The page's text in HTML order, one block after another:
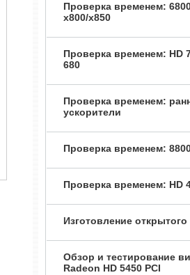
Проверка временем:
x800/x850
Проверка временем: HD
680
Проверка временем:
ускорители
Проверка временем:
Проверка временем: HD
Изготовление открытого
Обзор и тестирование
Radeon HD 5450 PCI